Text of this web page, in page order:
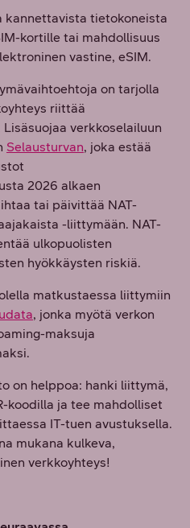
kannettavista tietokoneista
kortille tai mahdollisuus
vastine, eSIM.
on tarjolla
riittää
verkkoselailuun
Selausturvan, joka estää
2026 alkaen
tai päivittää NAT-
-liittymään. NAT-
ulkopuolisten
hyökkäysten riskiä.
matkustaessa liittymiin
, jonka myötä verkon
maksuja
on helppoa: hanki liittymä,
koodilla ja tee mahdolliset
IT-tuen avustuksella.
mukana kulkeva,
verkkoyhteys!